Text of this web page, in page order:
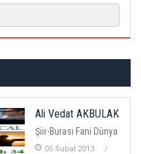
Ali Vedat AKBULAK
Şiir-Burası Fani Dünya
05 Subat 2013